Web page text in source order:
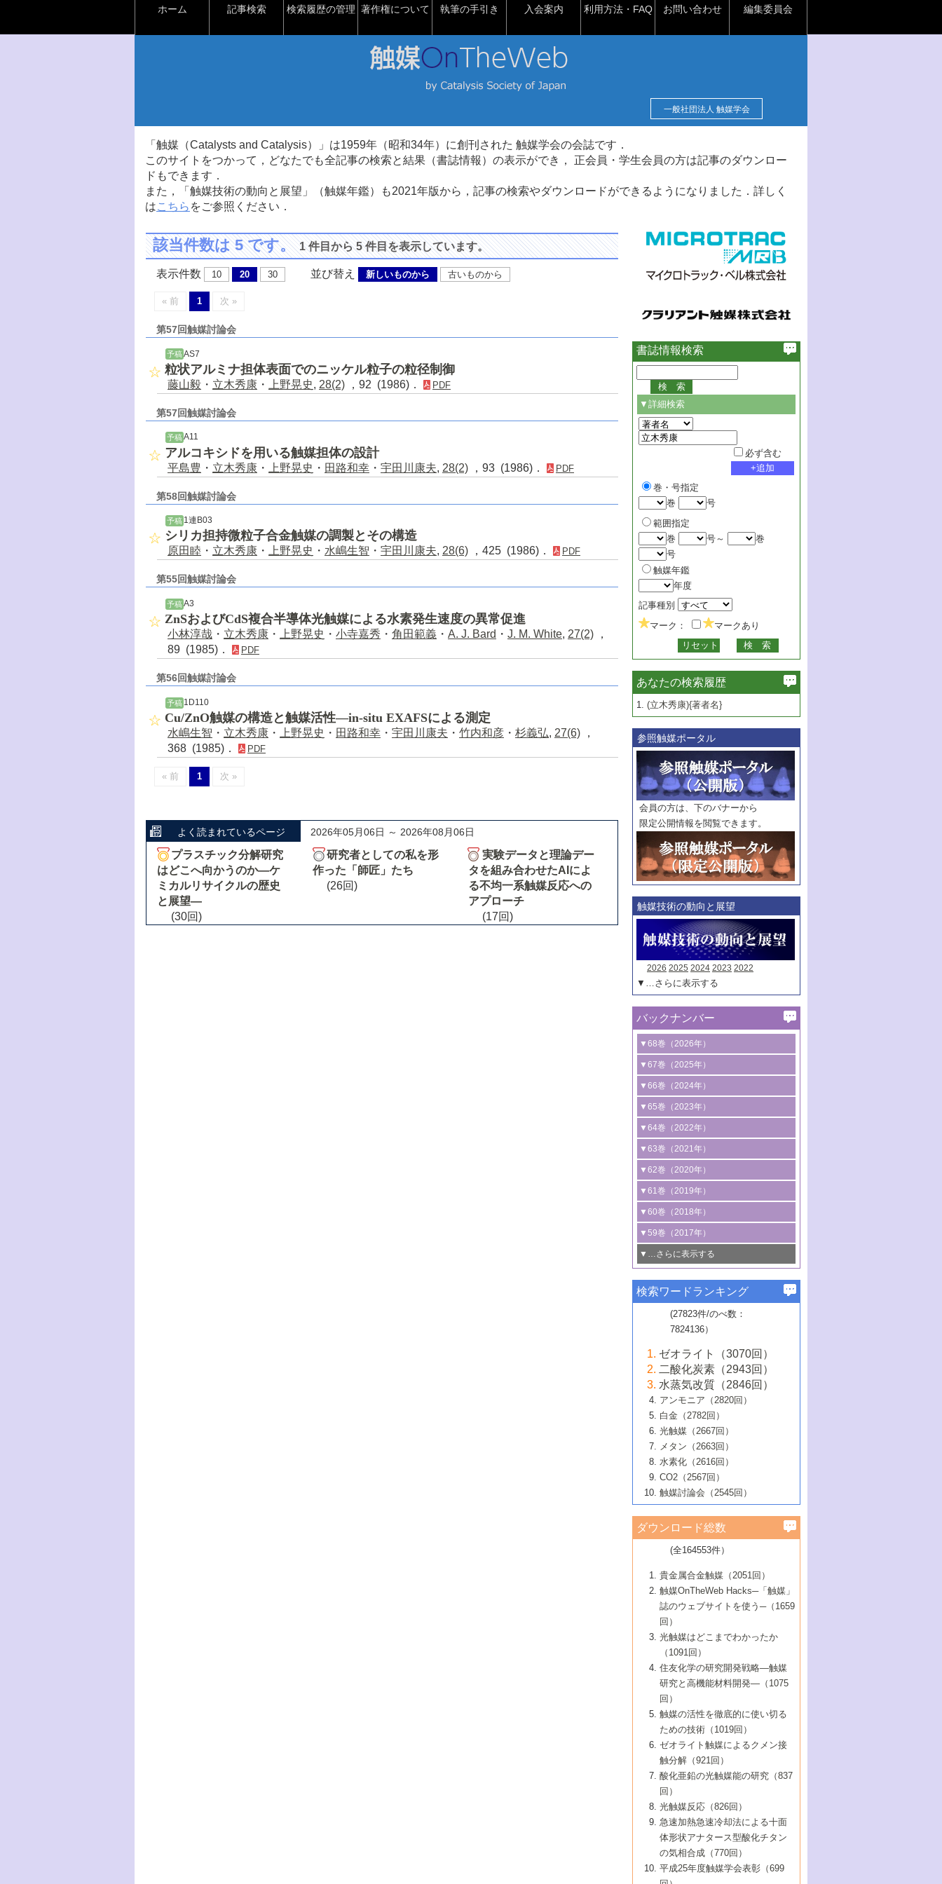
ホーム 記事検索 検索履歴の管理 著作権について 執筆の手引き 入会案内 利用方法・FAQ お問い合わせ 編集委員会
一般社団法人 触媒学会
「触媒（Catalysts and Catalysis）」は1959年（昭和34年）に創刊された 触媒学会の会誌です．
このサイトをつかって，どなたでも全記事の検索と結果（書誌情報）の表示ができ， 正会員・学生会員の方は記事のダウンロー
ドもできます．
また，「触媒技術の動向と展望」（触媒年鑑）も2021年版から，記事の検索やダウンロードができるようになりました．詳しく
はこちら をご参照ください．
該当件数は 5 です。1 件目から 5 件目を表示しています。
表示件数 10 20 30 並び替え 新しいものから 古いものから
« 前 1 次 »
第57回触媒討論会
予稿 AS7
粒状アルミナ担体表面でのニッケル粒子の粒径制御
藤山毅 ・ 立木秀康 ・ 上野晃史, 28(2) ，92 (1986)． PDF
第57回触媒討論会
予稿 A11
アルコキシドを用いる触媒担体の設計
平島豊 ・ 立木秀康 ・ 上野晃史 ・ 田路和幸 ・ 宇田川康夫, 28(2) ，93 (1986)． PDF
第58回触媒討論会
予稿 1連B03
シリカ担持微粒子合金触媒の調製とその構造
原田睦 ・ 立木秀康 ・ 上野晃史 ・ 水嶋生智 ・ 宇田川康夫, 28(6) ，425 (1986)． PDF
第55回触媒討論会
予稿 A3
ZnSおよびCdS複合半導体光触媒による水素発生速度の異常促進
小林淳哉 ・ 立木秀康 ・ 上野晃史 ・ 小寺嘉秀 ・ 角田範義 ・ A. J. Bard ・ J. M. White, 27(2) ，
89 (1985)．
PDF
第56回触媒討論会
予稿 1D110
Cu/ZnO触媒の構造と触媒活性―in-situ EXAFSによる測定
水嶋生智 ・ 立木秀康 ・ 上野晃史 ・ 田路和幸 ・ 宇田川康夫 ・ 竹内和彦 ・ 杉義弘, 27(6) ，
368 (1985)．
PDF
« 前 1 次 »
よく読まれているページ 2026年05月06日 ～ 2026年08月06日
プラスチック分解研究
はどこへ向かうのか―ケ
ミカルリサイクルの歴史
と展望―
(30回)
研究者としての私を形
作った「師匠」たち
(26回)
実験データと理論デー
タを組み合わせたAIによ
る不均一系触媒反応への
アプローチ
(17回)
書誌情報検索
▼詳細検索
必ず含む
巻・号指定
巻
号
範囲指定
巻
号～
巻
号
触媒年鑑
年度
記事種別
マーク：
マークあり
あなたの検索履歴
1. (立木秀康){著者名}
参照触媒ポータル
会員の方は、下のバナーから
限定公開情報を閲覧できます。
触媒技術の動向と展望
2026 2025 2024 2023 2022
▼…さらに表示する
バックナンバー
▼68巻（2026年）
1号 過酸化水素合成に関する研究動向
2号 コンピューター技術により加速する
触媒開発
3号 有機分子変換やCO 資源化のための
光触媒に関する最近の研究
B号 第137回触媒討論会（2026年）
▼67巻（2025年）
1号 CO
水素化によるグリーン燃料/グリ
ーンケミカル製造
2号 水素製造のための水分解技術に関す
る最近の研究
3号 オレフィン系樹脂の精密合成に関す
る最新技術
4号 アルコール類の効率的変換を実現す
る非貴金属触媒の研究動向
5号 ゼオライトの合成と応用における研
究動向
6号 ヘテロ接合界面
B号 第135回触媒討論会（2025年）
▼66巻（2024年）
1号 低次元ナノ構造を有する触媒材料
2号 規制反応場を活用した固体触媒研究
の新展開
3号 未踏分子変換を目指した酸化触媒プ
ロセスの最前線
4号 シンクロトロン放射光および中性子
線を利用した触媒解析技術の最先端
5号 単原子触媒
6号 参照触媒委員会からのお知らせ
B号 第133回触媒討論会（2023年）
▼65巻（2023年）
1号 炭素が関わる触媒機能
2号 プラスチックケミカルリサイクルの
ための触媒技術
3号 非酸化物系金属化合物を基盤とした
触媒材料の開発
4号 格子酸素・格子酸素欠陥を利用した
触媒反応
5号 生体触媒によるエネルギー変換反応
6号 窒素とリンの循環のための触媒・機
能性材料
▼64巻（2022年）
1号 合成ガス製造とCOを用いるケミカル
ズ合成の最新動向
2号 化学品合成のための合金触媒開発
3号 CO の排出削減および有効活用のた
めの触媒技術
4号 若手による情報発信企画～とびたて
若き触媒の研究者たち～（1）
若き触媒の研究者たち～（2）
6号 石油のノーブル・ユースを志向した
触媒技術
大学：オンライン・対面開催）
▼63巻（2021年）
1号 金触媒の新展開
2号 ペロブスカイト
3号 特殊反応場を利用した触媒的分子変
換反応
4号 多孔質材料を用いた触媒の新展開
5号 情報学的手法を用いた触媒開発
6号 カーボンニュートラルに向けた電解
技術
B号 第127回触媒討論会（2021年・オン
ライン開催(Zoom)のみ）
▼62巻（2020年）
1号 触媒設計を拓く欠陥構造のキャラク
タリゼーション
2号 機能化学品製造に資するクリーンな
触媒的酸化反応
3号 水処理のための触媒化学
4号 光触媒を用いた水分解の最新の研究
動向
5号 次世代の触媒プロセスを支えるマイ
6号 メタン転換技術の最新動向
B号 第125回触媒討論会（2020年・工学
院大学）
▼61巻（2019年）
1号 物質移動制御に着目した触媒プロセ
ス開発
2号 CO2 フリー水素サプライチェーンに
関わる触媒開発動向
3号 精密高分子合成に関する最近の研究
動向
4号 バイオマス化成品製造のための触媒
5号 固体触媒による含窒素有機化合物変
換の最前線
6号 貴金属使用量低減に向けた自動車排
ガス浄化触媒の開発
B号 第123回触媒討論会（2019年・大阪
▼60巻（2018年）
1号 固体酸触媒の最新の研究動向
2号 二酸化炭素からの有用化学品合成
3号 ナノ粒子・クラスター触媒の最前線
4号 60周年記念企画
5号 進化するゼオライト合成技術
6号 非貴金属系触媒における電気化学的
B号 第121回触媒討論会（2018年・東京
大学）
▼59巻（2017年）
1号 いたるところに，触媒
最先端技術
3号 無機分離膜材料の開発と触媒反応プ
ロセスへの適用
5号 水素のふるまいを解き明かす最先端
研究
6号 低級アルカンの有効利用のための触
媒技術
B号 第119回触媒討論会（2017年・首都
大学東京）
▼…さらに表示する
1号 ユニークな構造の高分子を生み出す触
2号 リグニンからの化成品製造に向けた触
媒技術
3号 触媒研究の最先端～とびたて若き研究
者たち～（1）
4号 触媒研究の最先端～とびたて若き研究
者たち～（2）
5号 触媒研究の最先端～とびたて若き研究
者たち～（3）
6号 イオニクス材料と燃料電池・電解合成
の最新の研究動向
B号 第117回触媒討論会（2016年・大阪府
立大学）
▼57巻（2015年）
1号 水素キャリアにかかわる触媒技術の新
2号 石油精製用触媒の最近の進展
3号 固体酸化物形燃料電池（SOFC）におけ
るアノード触媒上での燃料直接改質技術
4号 コアシェル構造の制御による触媒機能
5号 工業触媒およびその周辺技術の最近の
進歩
6号 ナノシート
B号 第115回触媒討論会（2015年・成蹊大
▼56巻（2014年）
2号 光触媒反応機構に関する最新の研究動
向
開発動向
4号 人工光合成に向けた近年のアプローチ
5号 未利用熱エネルギーの有効活用に貢献
する触媒技術
6号 ポリオキソメタレート
B号 第113回触媒討論会（2014年・ロワジ
ールホテル豊橋）
1号 高耐久性燃料電池システム用触媒にお
ける新展開
2号 リビングラジカル重合の最近の動向
3号 天然ガスの化学工業的展開に関する触
媒技術
4号 貴金属触媒の精密構造制御とその活用
5号 バイオマス化成品製造のための固体触
6号 ナノ空間─吸着状態解析から新機能開拓
B号 第111回触媒討論会（2013年・関西大
▼54巻（2012年）
1号 規則性多孔体の利用技術における最近
の進歩
2号 第109回触媒討論会
3号 貴金属低減技術の最新動向
4号 貴金属代替技術の最新動向
5号 光触媒による物質変換反応の新展開
6号 グラフェン
7号 水素を利用する化成品合成の新潮流
▼53巻（2011年）
1号 金属学から見る合金触媒の新展開
2号 第107回触媒討論会
3号 触媒のその場観察法の進歩（１）
4号 触媒のその場観察法の進歩（２）
5号 不活性結合の触媒的活性化による有機
合成
6号 新しい固体酸触媒技術
7号 ゼオライト合成における最近の進歩
▼52巻（2010年）
1号 触媒の劣化対策と長寿命触媒開発
2号 第105回触媒討論会
3号 ナノ構造が拓く新機能
4号 活性サイトおよびその環境の精密な設
計による触媒の高機能化
5号 触媒を有効に使うための技術
7号 有機分子触媒による精密有機合成
8号 高機能化ポリオレフィンに向けた重合
触媒の最近の進展
1号 炭素材料－熱い注目を集める材料－
2号 第103回触媒討論会
3号 環境浄化用光触媒の現状と課題
4号 水素社会の実現に向けた水素製造・貯
蔵技術の進歩
5号 CO2が関わる触媒・材料
7号 持続可能社会実現のための触媒および
触媒関連技術
▼50巻（2008年）
1号 触媒化学と学会のこの10年，半世紀，
そして未来
2号 第101回触媒討論会
4号 錯体を利用したユニークな表面構造の
構築と機能
5号 若手会員による触媒研究の未来展望1：
企業編
6号 第102回触媒討論会
7号 触媒・化学反応における計算化学の進
8号 若手研究者による触媒研究の未来展望
2：大学・研究所編
▼49巻（2007年）
1号 含フッ素化合物の合成と触媒
2号 第99回触媒討論会
3号 実用的ファインケミカル合成プロセス
を実現する触媒
5号 こんな物質，あんな物質―新たな触媒
の可能性―
7号 『結晶の化学』を活かした触媒研究
8号 イオン液体の応用
▼48巻（2006年）
1号 固体酸触媒の最近の進歩
2号 第97回触媒討論会
3号 リビング重合触媒の最近の展開
5号 水素製造・貯蔵のための触媒技術の新
しい展開
6号 第98回触媒討論会
7号 基礎化学品製造の触媒技術
8号 多機能型リアクター
1号 最近の触媒担体とその効果
2号 第95回触媒討論会
4号 水分解用光触媒材料
5号 時間分解分光の進歩と応用
6号 第96回触媒討論会
8号 超臨界流体を用いた化学プロセスの新
▼46巻（2004年）
1号 部分酸化反応触媒の最前線
2号 第93回触媒討論会
3号 特殊エネルギー場の触媒反応
4号 生体内における金属の触媒作用
5号 ファインケミカルズの展開に寄与する
6号 第94回触媒討論会
7号 サブナノレベルでみた新しい表面現象
8号 オレフィン重合触媒の新たな展
▼45巻（2003年）
1号 なぜこの触媒が良いのか？
2号 第91回触媒討論会
3号 最近の自動車排ガス処理技術
4号 触媒研究の現状と将来─第90回触媒討論
5号 基礎化学品製造の触媒技術
6号 第92回触媒討論会
7号 基礎化学品製造の触媒技術
8号 資源の循環と触媒技術
▼44巻（2002年）
1号 高次制御された触媒の化学
2号 第89回触媒討論会
3号 触媒を利用した電気化学の新展開
4号 ナノ材料の調製と機能化
5号 こんな触媒が欲しい
6号 第90回触媒討論会
7号 触媒研究と学術雑誌/情報
8号 若い世代からみた触媒化学の現状と未
▼43巻（2001年）
1号 グリーンケミストリーと触媒
2号 第87回触媒討論会特集号
3号 生体触媒とバイオプロセス
4号 水素製造・利用の触媒化学
5号 触媒研究における新しい切り口：コン
ビナトリアルケミストリー
6号 第88回触媒討論会特集号
7号 企業における触媒研究のブレークスル
8号 この材料を触媒として使ってみません
▼42巻（2000年）
1号 触媒反応工学の明日を拓く
2号 第85回触媒討論会
3号 反応ダイナミクス
5号 触媒のおもしろさをどのように伝える
6号 第86回触媒討論会
7号 水素化精製触媒の新しい展開
8号 新しい反応性と機能性を目指した金属
クラスタ-化学
▼41巻（1999年）
1号 孔、穴、あな?-特異な空間とその利用-
2号 第83回触媒討論会
3号 均一系触媒反応最前線
4号 実用炭素材料の新展開
5号 研究の方法論を考える
7号 機能性金属材料と触媒
8号 触媒研究へのNMRの応用と展望
▼40巻（1998年）
進展と21世紀への提言/創立40周年記念・触
媒学会この10年の歩みとこれから/創立40周
2号 第81回触媒討論会
3号 計算機触媒化学へのさそい
4号 触媒劣化の制御と予測
5号 最新の実用プロセスと触媒
6号 第82回触媒討論会
7号 ナノ構造体の化学
8号 あの反応は今
1号 均一系と不均一系触媒反応-その特徴と
接点
2号 第79回触媒討論会
3号 最新NO除去触媒の実用化研究
4号 新しい反応場を目指した触媒調製
5号 反応・分離技術の新しい展開
6号 第80回触媒討論会
8号 AFMでみる世界
▼38巻（1996年）
1号 触媒の構造と触媒作用/C1化学を中心と
する21世紀への触媒
3号 オリンピックメダル:金・銀・銅はどん
な触媒作用を示すか
4号 触媒作用における機能の複合化
5号 未来を拓け！若手研究者
6号 第78回触媒討論会
7号 ダイナミックな領域への触媒研究の展
開/C1化学を中心とする21世紀への触媒
▼37巻（1995年）
1号 ファインケミカルズと固体触媒
2号 第75回触媒討論会
3号 希土類を利用した触媒
4号 触媒とリサイクル
5号 エネルギー変換触媒
6号 第76回触媒討論会
7号 表面吸着相の新しい展開
8号 マイクロポーラス・クリスタル触媒の
▼36巻（1994年）
1号 電気化学と触媒
2号 第73回触媒討論会
3号 C4化学の展開
4号 《通常号》
5号 《通常号》
6号 第74回触媒討論会
▼35巻（1993年）
1号 工業触媒開発マニュアル―探索から工
業化まで
2号 第71回触媒討論会
3号 研究開発のうらおもて―着想と展開
4号 触媒劣化と寿命の予測
5号 環境に優しい触媒
▼34巻（1992年）
1号 インパクトを与えたこの研究
2号 第69回触媒討論会
3号 ケミカルズ合成触媒―新しい展開と応
▼33巻（1991年）
1号 触媒プロセス開発マニュアル―探索か
ら工業化まで，知っておきたいこと PartII
2号 第67回触媒討論会
▼32巻（1990年）
1号 21世紀に向けて触媒研究の飛躍をめざ
す―触媒化学の裾野を広げよう
2号 第65回触媒討論会
▼31巻（1989年）
1号 情報科学と反応設計・材料設計
▼30巻（1988年）
検索ワードランキング
(27823件/のべ数：
7824136）
ゼオライト（3070回）
二酸化炭素（2943回）
水蒸気改質（2846回）
アンモニア（2820回）
白金（2782回）
光触媒（2667回）
メタン（2663回）
水素化（2616回）
CO2（2567回）
触媒討論会（2545回）
ダウンロード総数
(全164553件）
貴金属合金触媒（2051回）
触媒OnTheWeb Hacks─「触媒」
誌のウェブサイトを使う─（1659
回）
光触媒はどこまでわかったか
（1091回）
住友化学の研究開発戦略―触媒
研究と高機能材料開発―（1075
回）
触媒の活性を徹底的に使い切る
ための技術（1019回）
ゼオライト触媒によるクメン接
触分解（921回）
酸化亜鉛の光触媒能の研究（837
回）
光触媒反応（826回）
急速加熱急速冷却法による十面
体形状アナタース型酸化チタン
の気相合成（770回）
平成25年度触媒学会表彰（699